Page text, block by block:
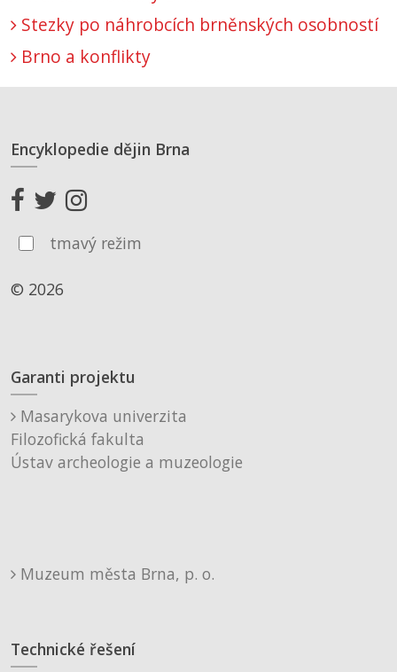
Stezky po náhrobcích brněnských osobností
Brno a konflikty
Encyklopedie dějin Brna
tmavý režim
© 2026
Garanti projektu
Masarykova univerzita
Filozofická fakulta
Ústav archeologie a muzeologie
Muzeum města Brna, p. o.
Technické řešení